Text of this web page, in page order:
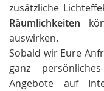
zusätzliche
Räumlichkeiten
auswirken.
Sobald wir Eure
ganz
Angebote auf